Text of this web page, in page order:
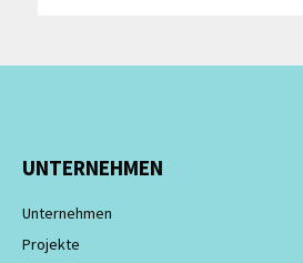
UNTERNEHMEN
Unternehmen
Projekte